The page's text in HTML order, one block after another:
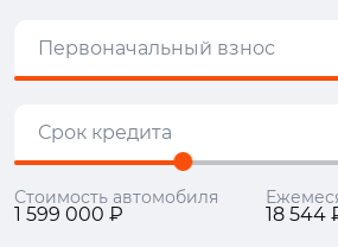
Первоначальный взнос
Срок кредита
Стоимость автомобиля
1 599 000 ₽ 18 544